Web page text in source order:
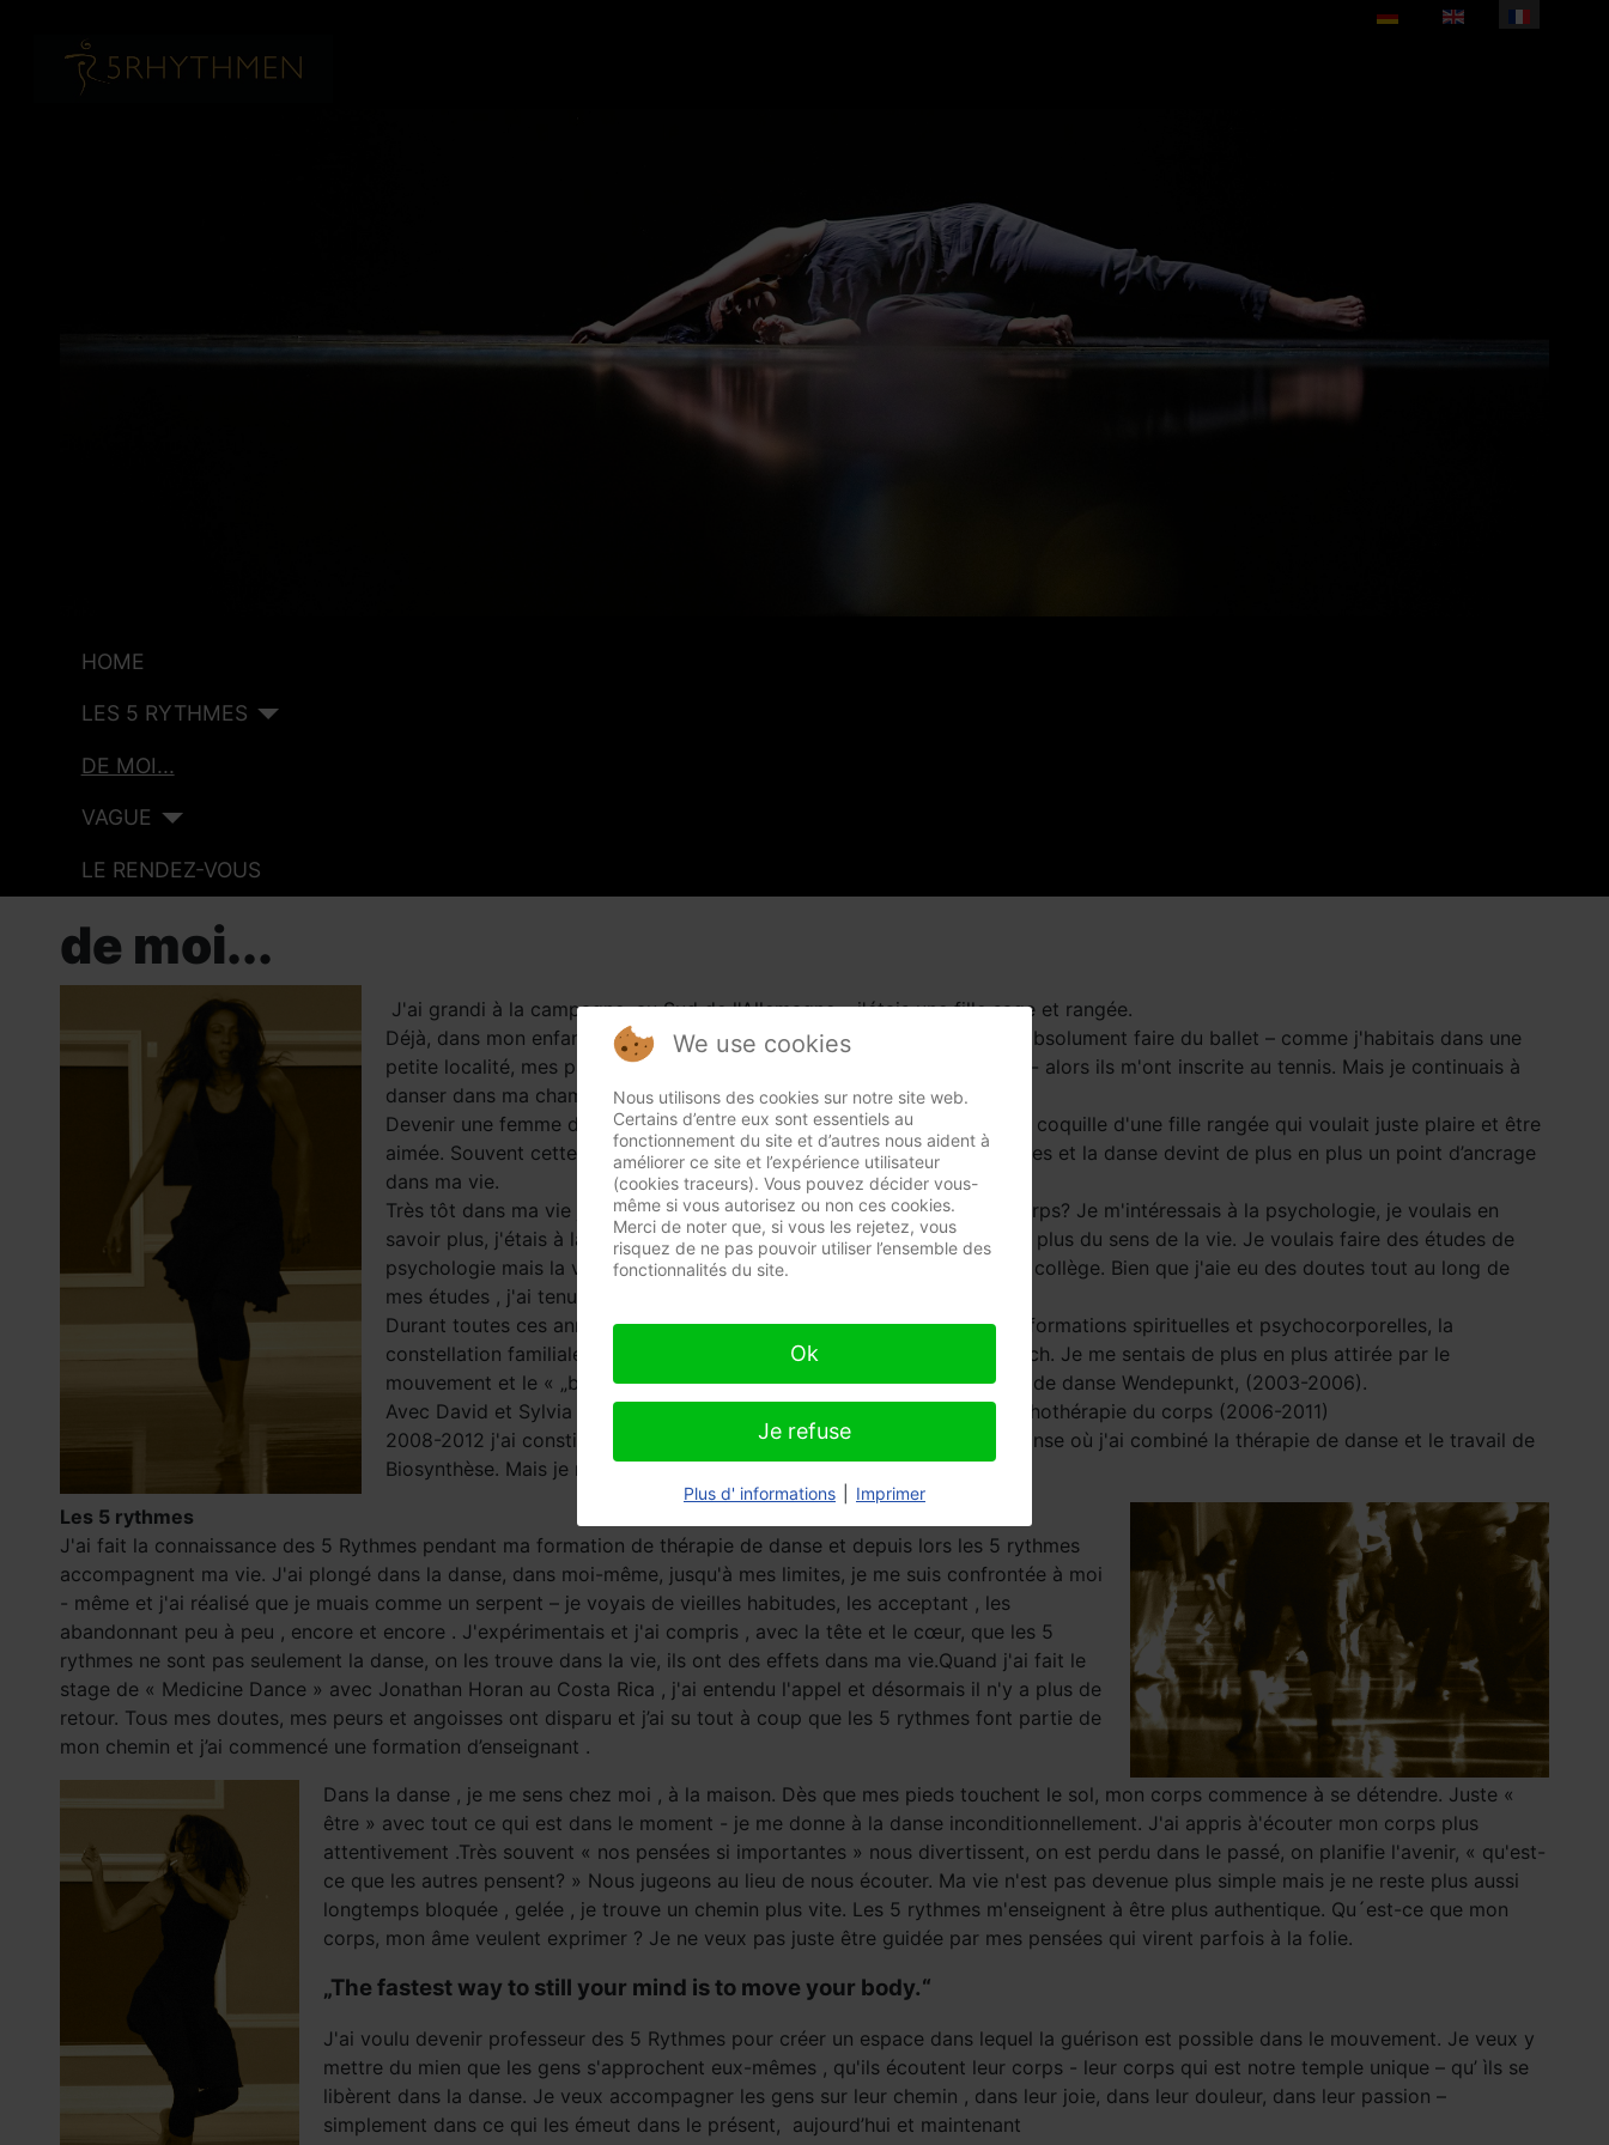
Sélectionnez votre langue
HOME
LES 5 RYTHMES
DE MOI...
VAGUE
LE RENDEZ-VOUS
de moi...
J'ai grandi à la campagne, au Sud de l'Allemagne – j'étais une fille sage et rangée.
Déjà, dans mon enfance , je me sentais attirée par la danse, je voulais absolument faire du ballet – comme j'habitais dans une
petite localité, mes parents auraient dû « faire le taxi » une fois de plus- alors ils m'ont inscrite au tennis. Mais je continuais à
danser dans ma chambre.
Devenir une femme devint une entreprise très difficile - faire craquer la coquille d'une fille rangée qui voulait juste plaire et être
aimée. Souvent cette entreprise me guidait à travers des vallées sombres et la danse devint de plus en plus un point d’ancrage
dans ma vie.
Très tôt dans ma vie je me demandais qui vivait dans ce corps, mon corps? Je m'intéressais à la psychologie, je voulais en
savoir plus, j'étais à la recherche de moi-même, je désirais comprendre plus du sens de la vie. Je voulais faire des études de
psychologie mais la vie en décida autrement... Je devins professeur de collège. Bien que j'aie eu des doutes tout au long de
mes études , j'ai tenu grâce au bouddhisme ....
Durant toutes ces années , ma recherche était présente. Je faisais des formations spirituelles et psychocorporelles, la
constellation familiale et systématique, le chamanisme, les fleurs de Bach. Je me sentais de plus en plus attirée par le
mouvement et le « „bodywork » . J'ai fait la formation dans la thérapie de danse Wendepunkt, (2003-2006).
Avec David et Sylvia Boadella j'ai fait la formation : Biosynthèse – psychothérapie du corps (2006-2011)
2008-2012 j'ai constitué mon second pilier: j'ai donné des stages de danse où j'ai combiné la thérapie de danse et le travail de
Biosynthèse. Mais je ne me sentais pas encore arrivée .
Les 5 rythmes
J'ai fait la connaissance des 5 Rythmes pendant ma formation de thérapie de danse et depuis lors les 5 rythmes
accompagnent ma vie. J'ai plongé dans la danse, dans moi-même, jusqu'à mes limites, je me suis confrontée à moi
- même et j'ai réalisé que je muais comme un serpent – je voyais de vieilles habitudes, les acceptant , les
abandonnant peu à peu , encore et encore . J'expérimentais et j'ai compris , avec la tête et le cœur, que les 5
rythmes ne sont pas seulement la danse, on les trouve dans la vie, ils ont des effets dans ma vie.Quand j'ai fait le
stage de « Medicine Dance » avec Jonathan Horan au Costa Rica , j'ai entendu l'appel et désormais il n'y a plus de
retour. Tous mes doutes, mes peurs et angoisses ont disparu et j’ai su tout à coup que les 5 rythmes font partie de
mon chemin et j’ai commencé une formation d’enseignant .
Dans la danse , je me sens chez moi , à la maison. Dès que mes pieds touchent le sol, mon corps commence à se détendre. Juste «
être » avec tout ce qui est dans le moment - je me donne à la danse inconditionnellement. J'ai appris à'écouter mon corps plus
attentivement .Très souvent « nos pensées si importantes » nous divertissent, on est perdu dans le passé, on planifie l'avenir, « qu'est-
ce que les autres pensent? » Nous jugeons au lieu de nous écouter. Ma vie n'est pas devenue plus simple mais je ne reste plus aussi
longtemps bloquée , gelée , je trouve un chemin plus vite. Les 5 rythmes m'enseignent à être plus authentique. Qu´est-ce que mon
corps, mon âme veulent exprimer ? Je ne veux pas juste être guidée par mes pensées qui virent parfois à la folie.
„The fastest way to still your mind is to move your body.“
J'ai voulu devenir professeur des 5 Rythmes pour créer un espace dans lequel la guérison est possible dans le mouvement. Je veux y
mettre du mien que les gens s'approchent eux-mêmes , qu'ils écoutent leur corps - leur corps qui est notre temple unique – qu’ ìls se
libèrent dans la danse. Je veux accompagner les gens sur leur chemin , dans leur joie, dans leur douleur, dans leur passion –
simplement dans ce qui les émeut dans le présent, aujourd’hui et maintenant
We use cookies
Nous utilisons des cookies sur notre site web.
Certains d’entre eux sont essentiels au
fonctionnement du site et d’autres nous aident à
améliorer ce site et l’expérience utilisateur
(cookies traceurs). Vous pouvez décider vous-
même si vous autorisez ou non ces cookies.
Merci de noter que, si vous les rejetez, vous
risquez de ne pas pouvoir utiliser l’ensemble des
fonctionnalités du site.
Ok
Je refuse
Plus d' informations Imprimer